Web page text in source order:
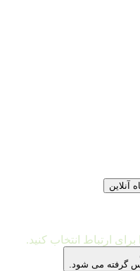
ارتباط انتخاب کنید.
گرفته می شود.